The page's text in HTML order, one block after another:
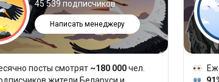
45 539 подписчиков
Написать менеджеру
посты смотрят ~180 000чел.